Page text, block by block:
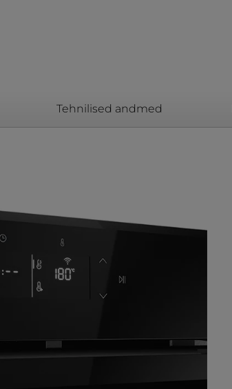
Tehnilised andmed